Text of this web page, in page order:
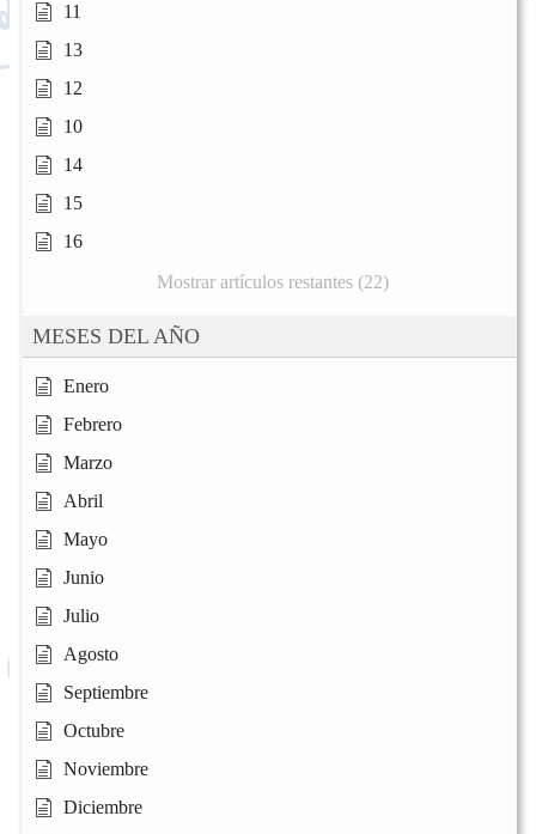
11
13
12
10
14
15
16
Mostrar artículos restantes (22)
MESES DEL AÑO
Enero
Febrero
Marzo
Abril
Mayo
Junio
Julio
Agosto
Septiembre
Octubre
Noviembre
Diciembre